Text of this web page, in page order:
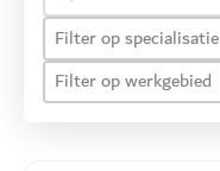
Filter op specialisatie
Filter op werkgebied